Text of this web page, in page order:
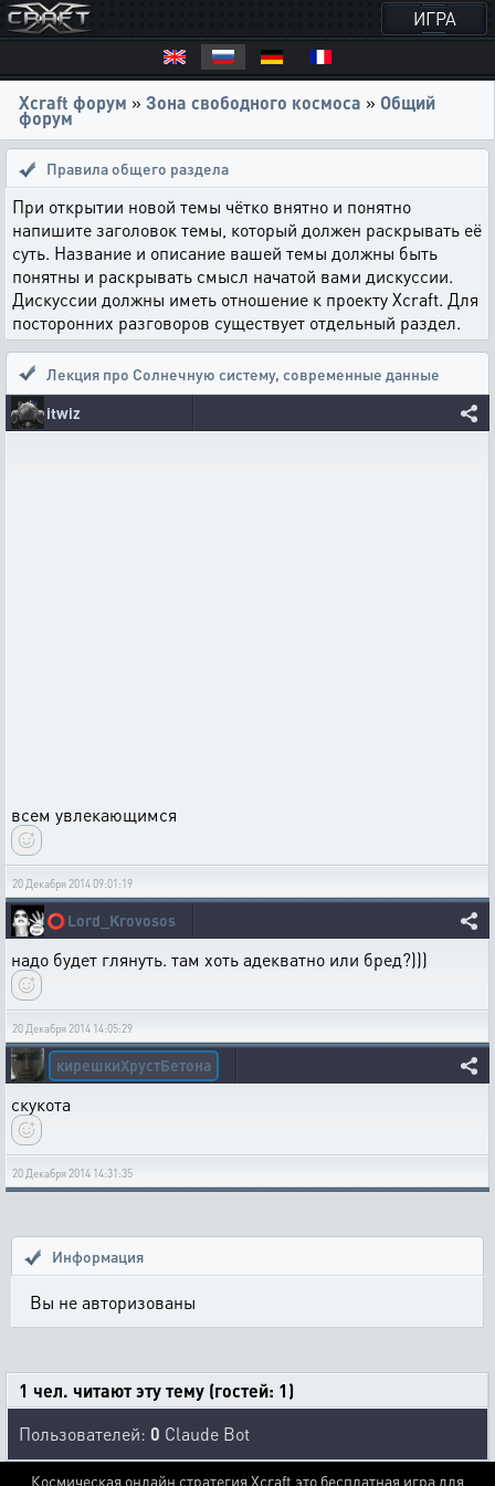
ИГРА
Xcraft форум » Зона свободного космоса » Общий
форум
Правила общего раздела
При открытии новой темы чётко внятно и понятно
напишите заголовок темы, который должен раскрывать её
суть. Название и описание вашей темы должны быть
понятны и раскрывать смысл начатой вами дискуссии.
Дискуссии должны иметь отношение к проекту Xcraft. Для
посторонних разговоров существует отдельный раздел.
Лекция про Солнечную систему, современные данные
itwiz
всем увлекающимся
20 Декабря 2014 09:01:19
⭕Lord_Krovosos
надо будет глянуть. там хоть адекватно или бред?)))
20 Декабря 2014 14:05:29
кирешкиХрустБетона
скукота
20 Декабря 2014 14:31:35
Информация
Вы не авторизованы
1 чел. читают эту тему (гостей: 1)
Пользователей: 0 Claude Bot
Космическая онлайн стратегия Xcraft это бесплатная игра для